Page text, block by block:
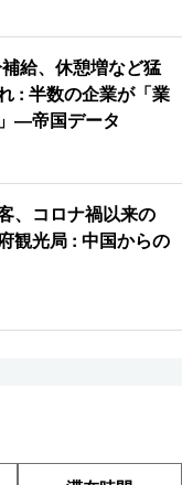
給、休憩増など猛
: 半数の企業が「業
―帝国データ
、コロナ禍以来の
観光局 : 中国からの